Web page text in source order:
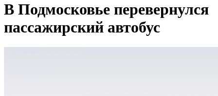
В Подмосковье перевернулся
пассажирский автобус